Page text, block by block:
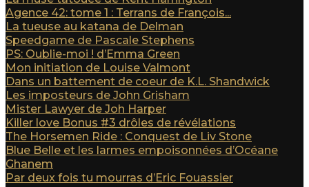
Agence 42: tome 1 : Terrans de François...
La tueuse au katana de Delman
Speedgame de Pascale Stephens
PS: Oublie-moi ! d’Emma Green
Mon initiation de Louise Valmont
Dans un battement de coeur de K.L. Shandwick
Les imposteurs de John Grisham
Mister Lawyer de Joh Harper
Killer love Bonus #3 drôles de révélations
The Horsemen Ride : Conquest de Liv Stone
Blue Belle et les larmes empoisonnées d’Océane
Ghanem
Par deux fois tu mourras d’Eric Fouassier